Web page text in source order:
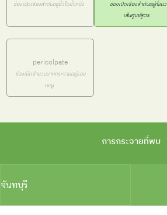
ช่องเปิดเรียงลำดับอยู่ขั้วใดขั้วหนึ่ง
ช่องเปิดเรียงลำดับอยู่ที่แนว
เส้นศูนย์สูตร
pericolpate
ช่องเปิดจำนวนมากกระจายอยู่รอบ
เรณู
การกระจายที่พบ
จันทบุรี